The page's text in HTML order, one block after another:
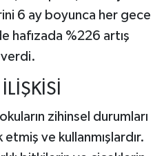
6 ay boyunca her gece
hafızada %226 artış
zihinsel durumları
ve kullanmışlardır.